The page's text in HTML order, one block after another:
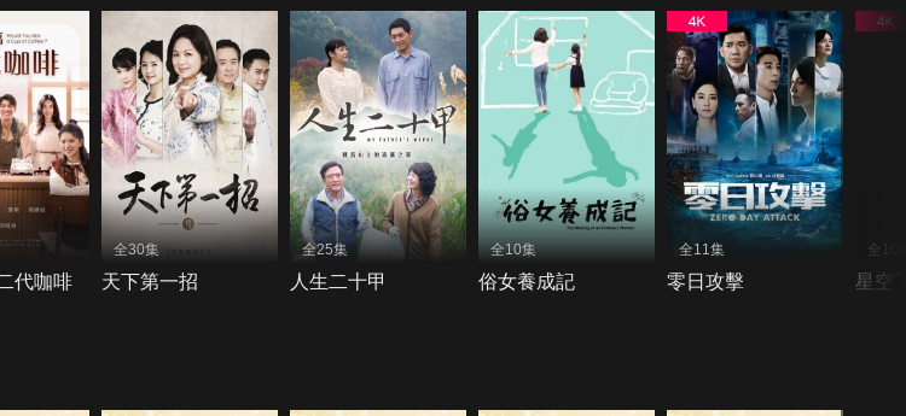
代咖啡
全30集
天下第一招
全25集
人生二十甲
全10集
俗女養成記
全11集
零日攻擊
全10
星空